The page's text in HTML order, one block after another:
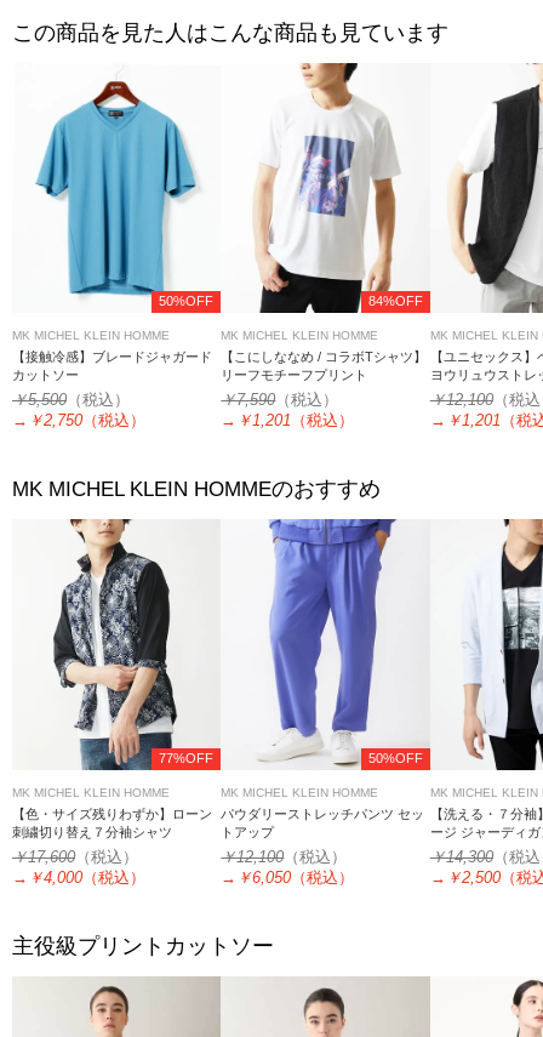
この商品を見た人はこんな商品も見ています
50%OFF
MK MICHEL KLEIN HOMME
【接触冷感】ブレードジャガード
カットソー
￥5,500 （税込）
→ ￥2,750 （税込）
84%OFF
MK MICHEL KLEIN HOMME
【こにしななめ / コラボTシャツ】
リーフモチーフプリント
￥7,590（税込）
→ ￥1,201 （税込）
MK MICHEL KLEIN
【ユニセックス
ヨウリュウストレ
￥12,100（税
→ ￥1,201 （税
MK MICHEL KLEIN HOMMEのおすすめ
77%OFF
MK MICHEL KLEIN HOMME
【色・サイズ残りわずか】ローン
刺繍切り替え７分袖シャツ
￥17,600 （税込）
→ ￥4,000 （税込）
50%OFF
MK MICHEL KLEIN HOMME
パウダリーストレッチパンツ セッ
トアップ
￥12,100（税込）
→ ￥6,050 （税込）
MK MICHEL KLEIN
【洗える・７分
ージ ジャーディガ
￥14,300（税
→ ￥2,500（税
主役級プリントカットソー